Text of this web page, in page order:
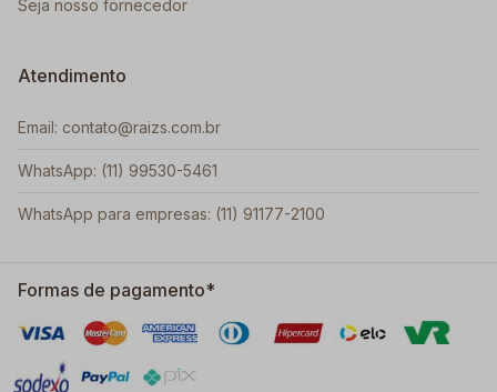
Seja nosso fornecedor
Atendimento
Email: contato@raizs.com.br
WhatsApp: (11) 99530-5461
WhatsApp para empresas: (11) 91177-2100
Formas de pagamento*